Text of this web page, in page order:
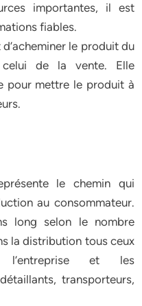
importantes, il est
fiables.
le produit du
celui de la vente. Elle
pour mettre le produit à
le chemin qui
au consommateur.
long selon le nombre
la distribution tous ceux
l’entreprise et les
transporteurs,